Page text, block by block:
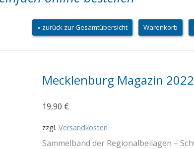
« zurück zur Gesamtübersicht Warenkorb
Mecklenburg Magazin 2022
19,90 €
zzgl. Versandkosten
Sammelband der Regionalbeilagen –